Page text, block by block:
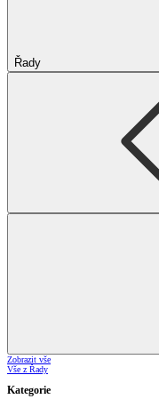
Řady
Zobrazit vše
Vše z Řady
Kategorie